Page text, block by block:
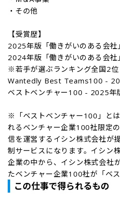
・その他
【受賞歴】
2025年版「働きがいのある会社
2024年版「働きがいのある会
※若手が選ぶランキング全国2位
Wantedly Best Teams100 -
ベストベンチャー100 - 2025
※「ベストベンチャー100」と
れるベンチャー企業100社限定
信を運営するイシン株式会社が
制サービスになります。イシン
企業の中から、イシン株式会社
たベンチャー企業100社が「ベ
この仕事で得られるもの